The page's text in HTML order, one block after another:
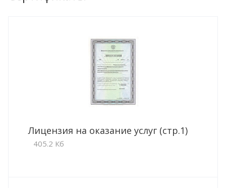
Лицензия на оказание услуг (стр.1)
405.2 Кб